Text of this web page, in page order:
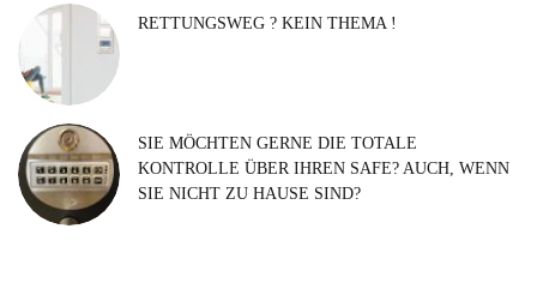
RETTUNGSWEG ? KEIN THEMA !
SIE MÖCHTEN GERNE DIE TOTALE
KONTROLLE ÜBER IHREN SAFE? AUCH, WENN
SIE NICHT ZU HAUSE SIND?